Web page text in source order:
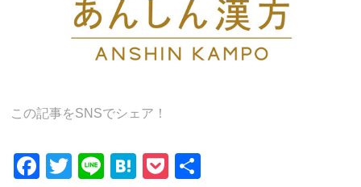
この記事をSNSでシェア！
F
T
Li
H
P